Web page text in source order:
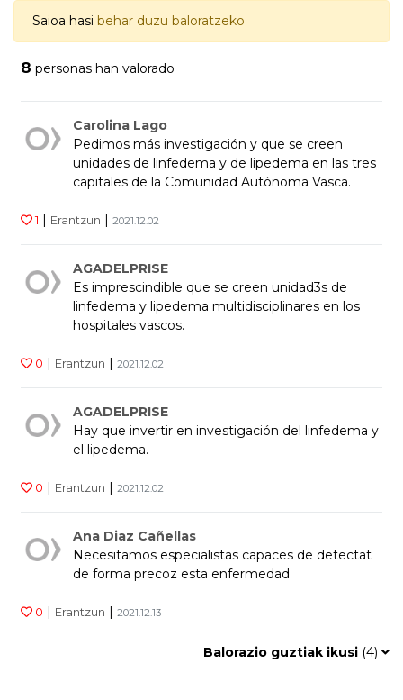
Saioa hasi behar duzu baloratzeko
8 personas han valorado
Carolina Lago
Pedimos más investigación y que se creen
unidades de linfedema y de lipedema en las tres
capitales de la Comunidad Autónoma Vasca.
1 | Erantzun | 2021.12.02
AGADELPRISE
Es imprescindible que se creen unidad3s de
linfedema y lipedema multidisciplinares en los
hospitales vascos.
0 | Erantzun | 2021.12.02
AGADELPRISE
Hay que invertir en investigación del linfedema y
el lipedema.
0 | Erantzun | 2021.12.02
Ana Diaz Cañellas
Necesitamos especialistas capaces de detectat
de forma precoz esta enfermedad
0 | Erantzun | 2021.12.13
Balorazio guztiak ikusi (4)